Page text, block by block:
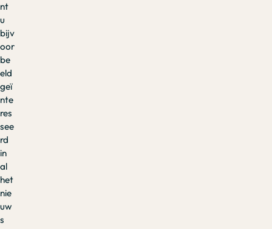
nt
u
bijv
oor
be
eld
geï
nte
res
see
rd
in
al
het
nie
uw
s